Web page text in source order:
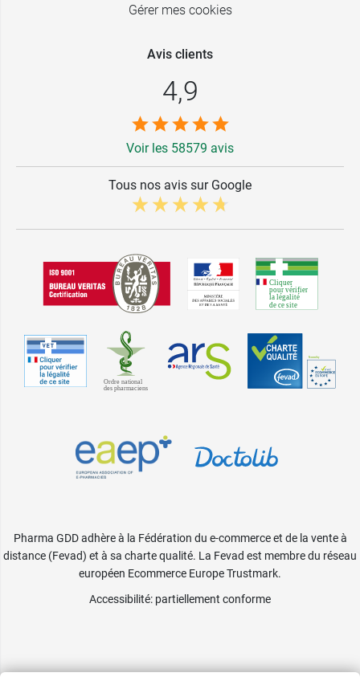
Gérer mes cookies
Avis clients
4,9
Voir les 58579 avis
Tous nos avis sur Google
Pharma GDD adhère à la Fédération du e-commerce et de la vente à
distance (Fevad) et à sa charte qualité. La Fevad est membre du réseau
européen Ecommerce Europe Trustmark.
Accessibilité: partiellement conforme